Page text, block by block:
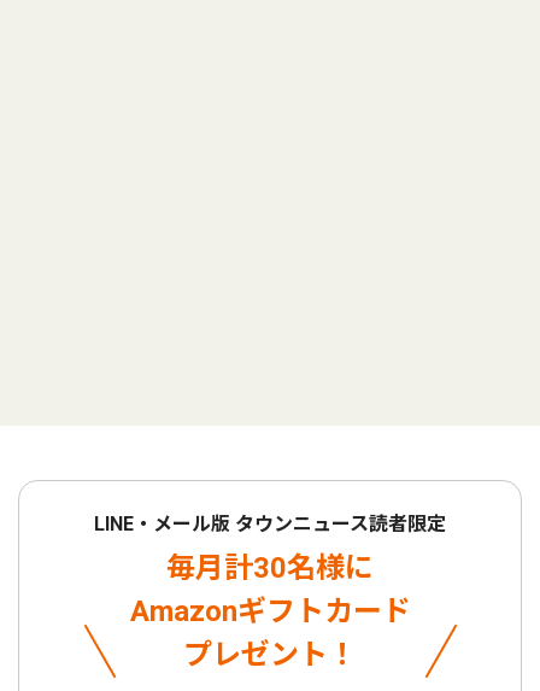
LINE・メール版 タウンニュース読者限定
毎月計30名様に
Amazonギフトカード
プレゼント！